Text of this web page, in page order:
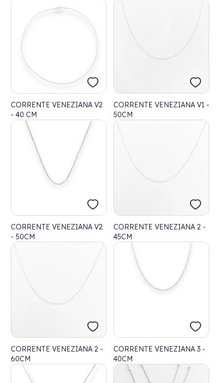
CORRENTE VENEZIANA V2
- 40 CM
CORRENTE VENEZIANA V1 -
50CM
CORRENTE VENEZIANA V2
- 50CM
CORRENTE VENEZIANA 2 -
45CM
CORRENTE VENEZIANA 2 -
60CM
CORRENTE VENEZIANA 3 -
40CM